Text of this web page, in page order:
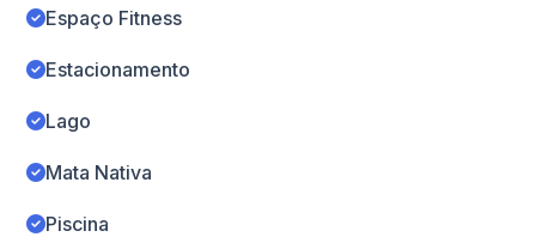
Espaço Fitness
Estacionamento
Lago
Mata Nativa
Piscina